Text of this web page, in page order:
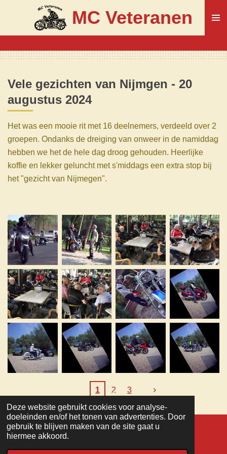
Deze website gebruikt cookies voor analyse-
doeleinden en/of het tonen van advertenties. Door
gebruik te blijven maken van de site gaat u
hiermee akkoord.
naar
de
MC Veteranen
Vele gezichten van Nijmgen - 20
augustus 2024
Het was een mooie rit met 16 deelnemers, verdeeld over 2
groepen. Ondanks de dreiging van onweer in de namiddag
hebben we het de hele dag droog gehouden. Heerlijke
koffie en lekker geluncht met s'middags een extra stop bij
het "gezicht van Nijmegen".
1 2 3
TOP